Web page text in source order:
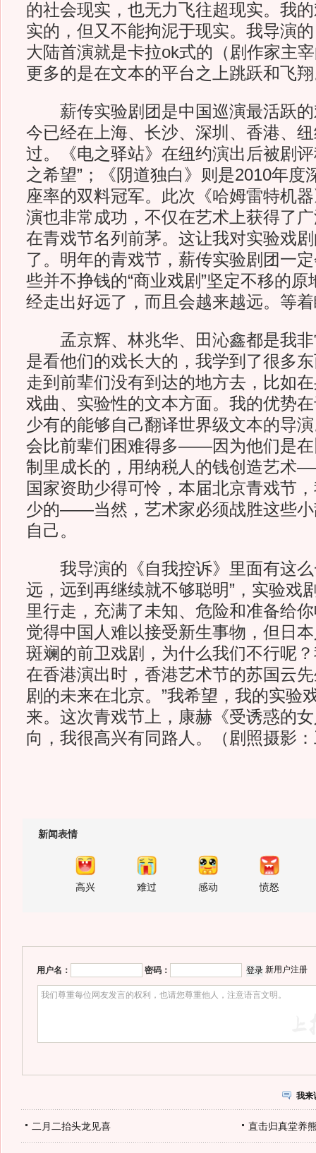
的社会现实，也无力飞往超现实。我
实的，但又不能拘泥于现实。我导演
大陆首演就是卡拉ok式的（剧作家主
更多的是在文本的平台之上跳跃和飞
薪传实验剧团是中国巡演最活跃的
今已经在上海、长沙、深圳、香港、
过。《电之驿站》在纽约演出后被剧
之希望”；《阴道独白》则是2010年度
座率的双料冠军。此次《哈姆雷特机
演也非常成功，不仅在艺术上获得了
在青戏节名列前茅。这让我对实验戏
了。明年的青戏节，薪传实验剧团一
些并不挣钱的“商业戏剧”坚定不移的
经走出好远了，而且会越来越远。等
孟京辉、林兆华、田沁鑫都是我非
是看他们的戏长大的，我学到了很多
走到前辈们没有到达的地方去，比如
戏曲、实验性的文本方面。我的优势
少有的能够自己翻译世界级文本的导
会比前辈们困难得多——因为他们是在
制里成长的，用纳税人的钱创造艺术
国家资助少得可怜，本届北京青戏节
少的——当然，艺术家必须战胜这些小
自己。
我导演的《自我控诉》里面有这么
远，远到再继续就不够聪明”，实验戏
里行走，充满了未知、危险和准备给
觉得中国人难以接受新生事物，但日
斑斓的前卫戏剧，为什么我们不行呢
在香港演出时，香港艺术节的苏国云
剧的未来在北京。”我希望，我的实验
来。这次青戏节上，康赫《受诱惑的
向，我很高兴有同路人。（剧照摄影
新闻表情
高兴 难过 感动 愤怒
用户名： 密码： 新用户注册
我来
二月二抬头龙见喜 直击归真堂养